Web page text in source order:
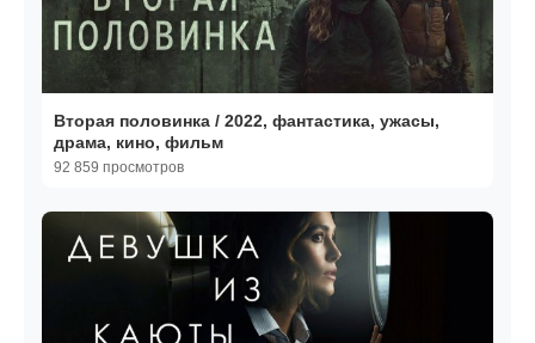
Вторая половинка / 2022, фантастика, ужасы,
драма, кино, фильм
92 859 просмотров